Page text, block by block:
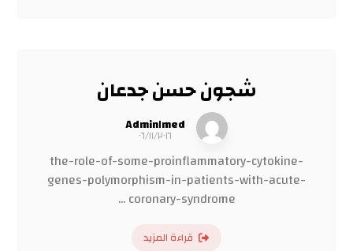
شجون حسن جدعان
Admin١med
٠٦/١١/٢٠١٦
the-role-of-some-proinflammatory-cytokine-
genes-polymorphism-in-patients-with-acute-
coronary-syndrome ...
قراءة المزيد